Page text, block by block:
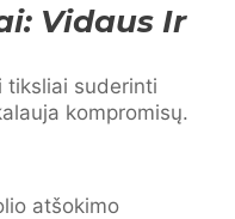
Vidaus Ir
tiksliai suderinti
kompromisų.
atšokimo